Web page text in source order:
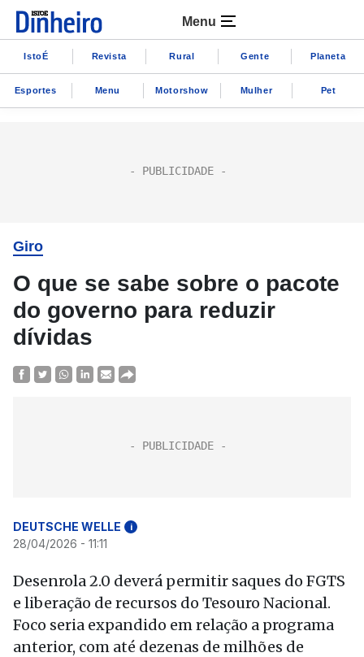
Menu
IstoÉ Revista Rural Gente Planeta
Esportes Menu Motorshow Mulher Pet
Giro
O que se sabe sobre o pacote
do governo para reduzir
dívidas
DEUTSCHE WELLE i
28/04/2026 - 11:11
Desenrola 2.0 deverá permitir saques do FGTS
e liberação de recursos do Tesouro Nacional.
Foco seria expandido em relação a programa
anterior, com até dezenas de milhões de